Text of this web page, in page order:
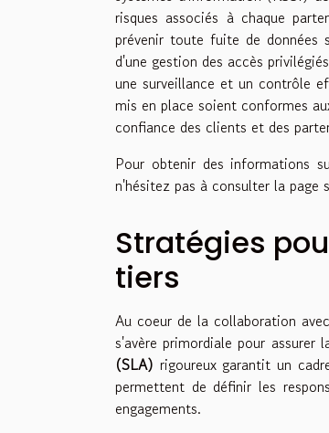
risques associés à chaque
prévenir toute fuite de données
d'une gestion des accès
une surveillance et un contrôle
mis en place soient conformes
confiance des clients et des
Pour obtenir des informations
n'hésitez pas à consulter la page
Stratégies
tiers
Au coeur de la collaboration
s'avère primordiale pour assurer
(SLA) rigoureux garantit un
permettent de définir les
engagements.